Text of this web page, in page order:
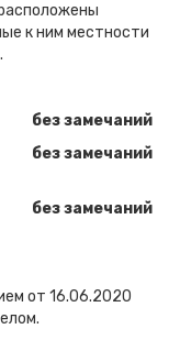
к ним местности
без замечаний
без замечаний
без замечаний
от 16.06.2020